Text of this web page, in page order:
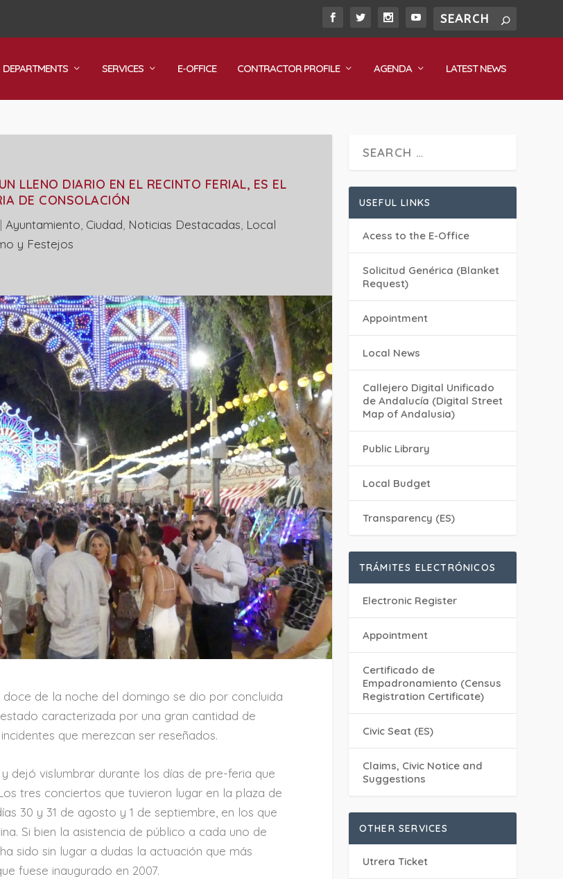
DEPARTMENTS SERVICES E-OFFICE CONTRACTOR PROFILE AGENDA LATEST NEWS
LLENO DIARIO EN EL RECINTO FERIAL, ES EL
DE CONSOLACIÓN
|Ayuntamiento Ciudad Noticias Destacadas Local
y Festejos
de la noche del domingo se dio por concluida
caracterizada por una gran cantidad de
que merezcan ser reseñados.
dejó vislumbrar durante los días de pre-feria que
tres conciertos que tuvieron lugar en la plaza de
30 y 31 de agosto y 1 de septiembre, en los que
Si bien la asistencia de público a cada uno de
sido sin lugar a dudas la actuación que más
fuese inaugurado en 2007.
USEFUL LINKS
Acess to the E-Office
Solicitud Genérica (Blanket
Request)
Appointment
Local News
Callejero Digital Unificado
de Andalucía (Digital Street
Map of Andalusia)
Public Library
Local Budget
Transparency (ES)
TRÁMITES ELECTRÓNICOS
Electronic Register
Appointment
Certificado de
Empadronamiento (Census
Registration Certificate)
Civic Seat (ES)
Claims, Civic Notice and
Suggestions
OTHER SERVICES
Utrera Ticket